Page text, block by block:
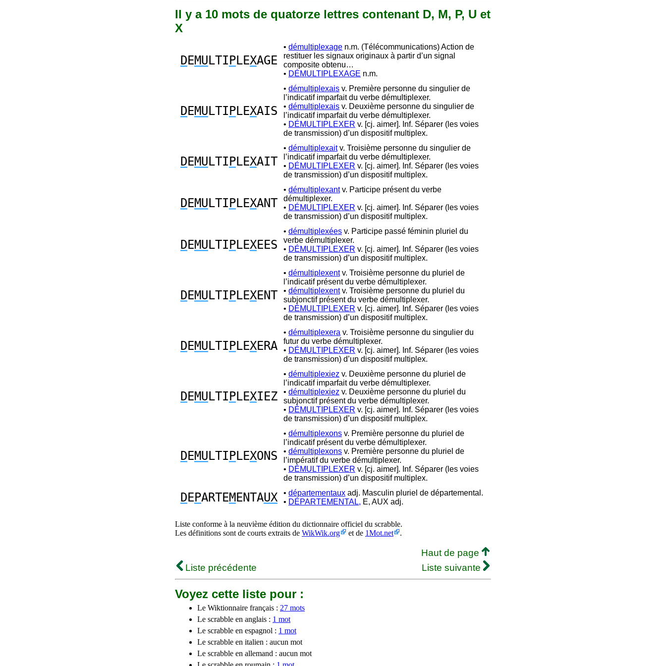
Il y a 10 mots de quatorze lettres contenant D, M, P, U et
X
DEMU LTI PLEXAGE
• démultiplexage n.m. (Télécommunications) Action de
restituer les signaux originaux à partir d’un signal
composite obtenu…
• DÉMULTIPLEXAGE n.m.
DEMU LTI PLEXAIS
• démultiplexais v. Première personne du singulier de
l’indicatif imparfait du verbe démultiplexer.
• démultiplexais v. Deuxième personne du singulier de
l’indicatif imparfait du verbe démultiplexer.
• DÉMULTIPLEXER v. [cj. aimer]. Inf. Séparer (les voies
de transmission) d’un dispositif multiplex.
DEMU LTI PLEXAIT
• démultiplexaitv. Troisième personne du singulier de
l’indicatif imparfait du verbe démultiplexer.
• DÉMULTIPLEXER v. [cj. aimer]. Inf. Séparer (les voies
de transmission) d’un dispositif multiplex.
DEMU LTI PLEXANT
• démultiplexantv. Participe présent du verbe
démultiplexer.
• DÉMULTIPLEXER v. [cj. aimer]. Inf. Séparer (les voies
de transmission) d’un dispositif multiplex.
DEMU LTI PLEXEES
• démultiplexées v. Participe passé féminin pluriel du
verbe démultiplexer.
• DÉMULTIPLEXER v. [cj. aimer]. Inf. Séparer (les voies
de transmission) d’un dispositif multiplex.
DEMU LTI PLEXENT
• démultiplexentv. Troisième personne du pluriel de
l’indicatif présent du verbe démultiplexer.
• démultiplexentv. Troisième personne du pluriel du
subjonctif présent du verbe démultiplexer.
• DÉMULTIPLEXER v. [cj. aimer]. Inf. Séparer (les voies
de transmission) d’un dispositif multiplex.
DEMU LTI PLEXERA
• démultiplexera v. Troisième personne du singulier du
futur du verbe démultiplexer.
• DÉMULTIPLEXER v. [cj. aimer]. Inf. Séparer (les voies
de transmission) d’un dispositif multiplex.
DEMU LTI PLEXIEZ
• démultiplexiez v. Deuxième personne du pluriel de
l’indicatif imparfait du verbe démultiplexer.
• démultiplexiez v. Deuxième personne du pluriel du
subjonctif présent du verbe démultiplexer.
• DÉMULTIPLEXER v. [cj. aimer]. Inf. Séparer (les voies
de transmission) d’un dispositif multiplex.
DEMU LTI PLEXONS
• démultiplexons v. Première personne du pluriel de
l’indicatif présent du verbe démultiplexer.
• démultiplexons v. Première personne du pluriel de
l’impératif du verbe démultiplexer.
• DÉMULTIPLEXER v. [cj. aimer]. Inf. Séparer (les voies
de transmission) d’un dispositif multiplex.
DEPARTEM ENTAUX • départementaux adj. Masculin pluriel de départemental.
• DÉPARTEMENTAL, E, AUX adj.
Liste conforme à la neuvième édition du dictionnaire officiel du scrabble.
Les définitions sont de courts extraits de WikWik.org et de 1Mot.net .
Haut de page
Liste précédente
Liste suivante
Voyez cette liste pour :
Le Wiktionnaire français : 27 mots
Le scrabble en anglais : 1 mot
Le scrabble en espagnol : 1 mot
Le scrabble en italien : aucun mot
Le scrabble en allemand : aucun mot